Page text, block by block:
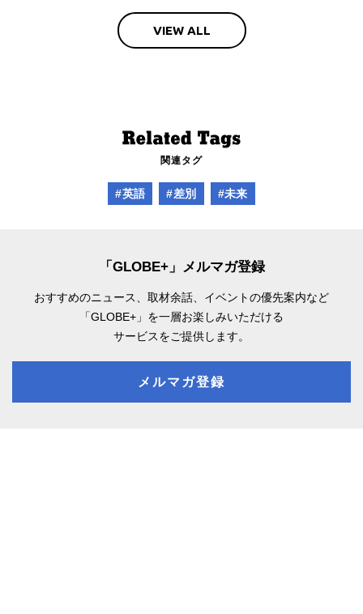
VIEW ALL
関連タグ
#英語 #差別 #未来
「GLOBE+」メルマガ登録
おすすめのニュース、取材余話、 イベントの優先案内など
「GLOBE+」を一層お楽しみいただける
サービスをご提供します。
メルマガ登録